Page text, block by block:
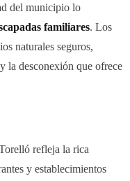
del municipio lo
familiares. Los
naturales seguros,
la desconexión que ofrece
refleja la rica
y establecimientos